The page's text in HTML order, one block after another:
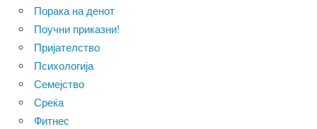
Порака на денот
Поучни приказни!
Пријателство
Психологија
Семејство
Среќа
Фитнес